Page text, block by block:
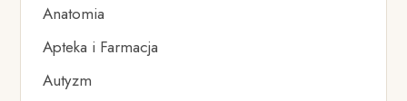
Anatomia
Apteka i Farmacja
Autyzm